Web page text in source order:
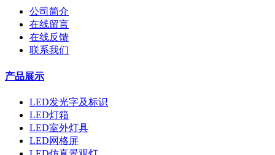
公司简介
在线留言
在线反馈
联系我们
产品展示
LED发光字及标识
LED灯箱
LED室外灯具
LED网格屏